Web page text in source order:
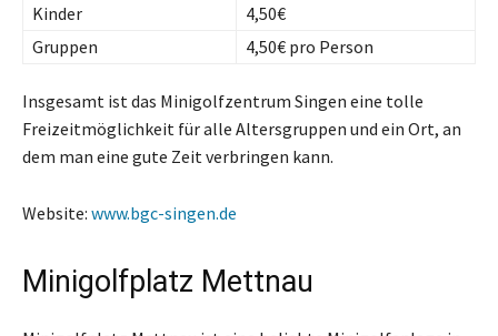
Kinder
4,50€
Gruppen
4,50€ pro Person
Insgesamt ist das Minigolfzentrum Singen eine tolle
Freizeitmöglichkeit für alle Altersgruppen und ein Ort, an
dem man eine gute Zeit verbringen kann.
Website: www.bgc-singen.de
Minigolfplatz Mettnau